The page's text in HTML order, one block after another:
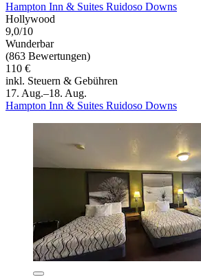
Hampton Inn & Suites Ruidoso Downs
Hollywood
9,0/10
Wunderbar
(863 Bewertungen)
110 €
inkl. Steuern & Gebühren
17. Aug.–18. Aug.
Hampton Inn & Suites Ruidoso Downs